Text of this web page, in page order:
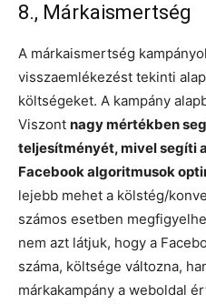
8., Márkaismertség
A márkaismertség
visszaemlékezést tekinti
költségeket. A kampány
Viszont nagy mértékben
teljesítményét, mivel segíti
Facebook algoritmusok
lejebb mehet a kölstég/
számos esetben
nem azt látjuk, hogy a
száma, költsége változna,
márkakampány a weboldal